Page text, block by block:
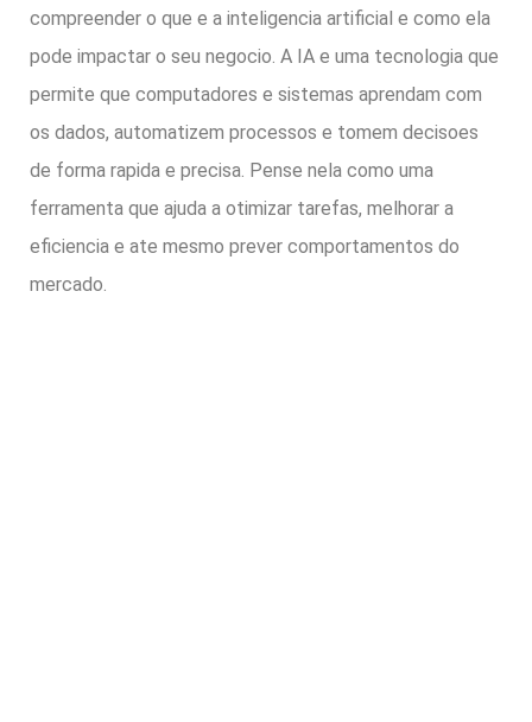
compreender o que e a inteligencia artificial e como ela
pode impactar o seu negocio. A IA e uma tecnologia que
permite que computadores e sistemas aprendam com
os dados, automatizem processos e tomem decisoes
de forma rapida e precisa. Pense nela como uma
ferramenta que ajuda a otimizar tarefas, melhorar a
eficiencia e ate mesmo prever comportamentos do
mercado.